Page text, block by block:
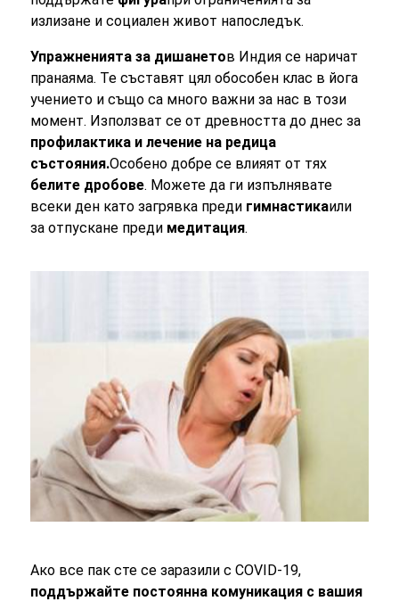
излизане и социален живот напоследък.
Упражненията за дишанетов Индия се наричат
пранаяма. Те съставят цял обособен клас в йога
учението и също са много важни за нас в този
момент. Използват се от древността до днес за
профилактика и лечение на редица
състояния.Особено добре се влияят от тях
белите дробове. Можете да ги изпълнявате
всеки ден като загрявка преди гимнастикаили
за отпускане преди медитация.
Ако все пак сте се заразили с COVID-19,
поддържайте постоянна комуникация с вашия